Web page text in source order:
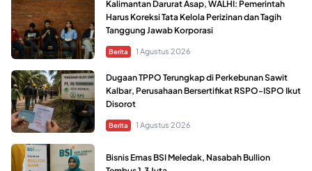
Kalimantan Darurat Asap, WALHI: Pemerintah
Harus Koreksi Tata Kelola Perizinan dan Tagih
Tanggung Jawab Korporasi
Berita 1 Agustus 2026
Dugaan TPPO Terungkap di Perkebunan Sawit
Kalbar, Perusahaan Bersertifikat RSPO-ISPO Ikut
Disorot
Berita 1 Agustus 2026
Bisnis Emas BSI Meledak, Nasabah Bullion